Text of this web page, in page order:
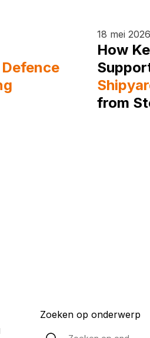
How
from
18 mei 2026
Zoeken op onderwerp